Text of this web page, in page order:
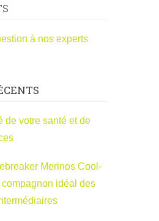
à nos experts
de votre santé et de
Merinos Cool-
compagnon idéal des